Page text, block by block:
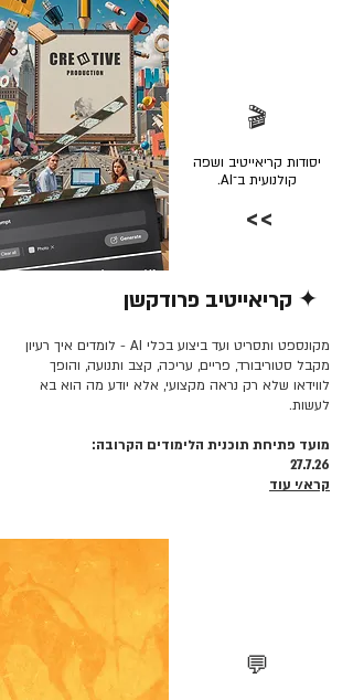
🎬
יסודות קריאייטיב ושפה
קולנועית ב־AI.
>>
✦ קריאייטיב פרודקשן
מקונספט ותסריט ועד ביצוע בכלי AI - לומדים איך רעיון
מקבל סטוריבורד, פריים, עריכה, קצב ותנועה, והופך
לווידאו שלא רק נראה מקצועי, אלא יודע מה הוא בא
לעשות.
מועד פתיחת תוכנית הלימודים הקרובה:
27.7.26
קרא/י עוד
💬